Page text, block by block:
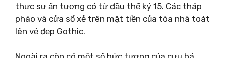
thực sự ấn tượng có từ đầu thế kỷ 15. Các tháp
pháo và cửa sổ xẻ trên mặt tiền của tòa nhà toát
lên vẻ đẹp Gothic.